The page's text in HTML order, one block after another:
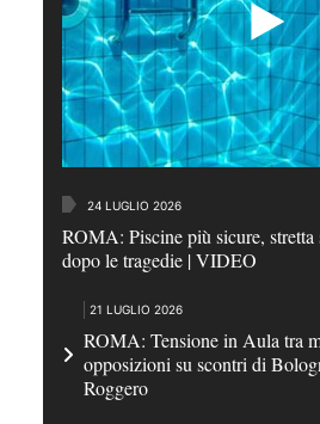
24 LUGLIO 2026
ROMA: Piscine più sicure, stretta
dopo le tragedie | VIDEO
21 LUGLIO 2026
ROMA: Tensione in Aula tra
opposizioni su scontri di
Roggero